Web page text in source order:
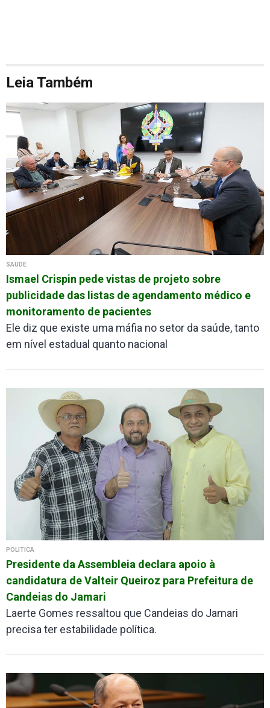
Leia Também
SAÚDE
Ismael Crispin pede vistas de projeto sobre
publicidade das listas de agendamento médico e
monitoramento de pacientes
Ele diz que existe uma máfia no setor da saúde, tanto
em nível estadual quanto nacional
POLÍTICA
Presidente da Assembleia declara apoio à
candidatura de Valteir Queiroz para Prefeitura de
Candeias do Jamari
Laerte Gomes ressaltou que Candeias do Jamari
precisa ter estabilidade política.